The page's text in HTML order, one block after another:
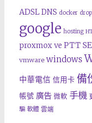
ADSL DNS docker
google hosting
proxmox ve PTT
vmware windows
中華電信 信用卡 備
帳號 廣告 微軟 手機
騙 軟體 雲端